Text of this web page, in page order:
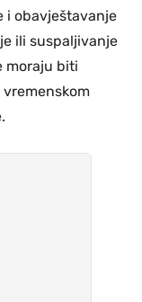
i obavještavanje
ili suspaljivanje
moraju biti